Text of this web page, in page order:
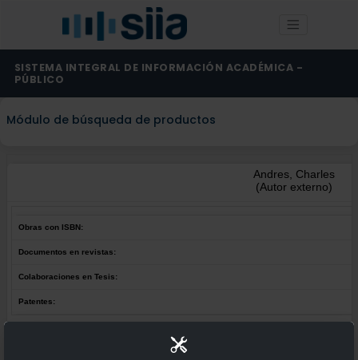
SISTEMA INTEGRAL DE INFORMACIÓN ACADÉMICA -
PÚBLICO
Módulo de búsqueda de productos
Andres, Charles
(Autor externo)
Obras con ISBN:
Documentos en revistas:
Colaboraciones en Tesis:
Patentes:
No hay obras de este autor.